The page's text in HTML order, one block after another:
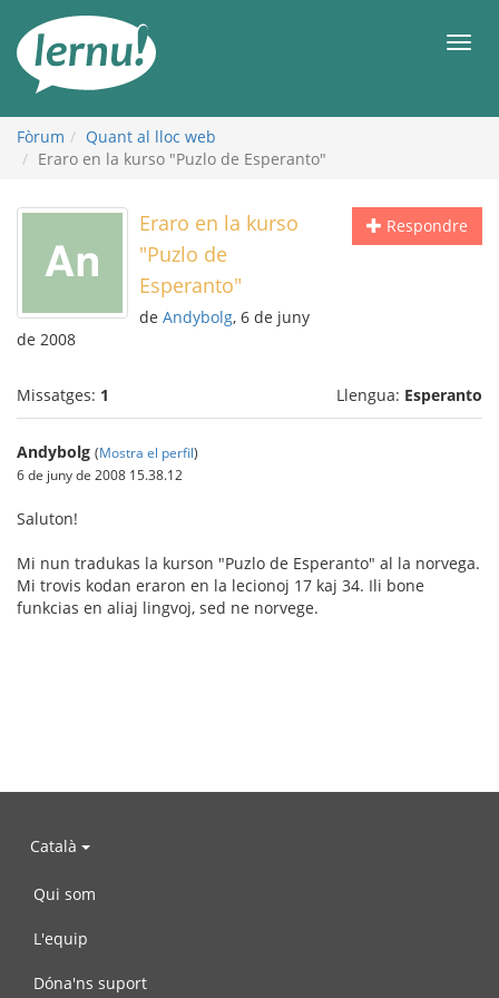
contingut
Fòrum
Quant al lloc web
Eraro en la kurso "Puzlo de Esperanto"
Respondre
Eraro en la kurso
"Puzlo de
Esperanto"
de Andybolg, 6 de juny
de 2008
Missatges: 1 Llengua: Esperanto
Andybolg (Mostra el perfil)
6 de juny de 2008 15.38.12
Saluton!
Mi nun tradukas la kurson "Puzlo de Esperanto" al la norvega.
Mi trovis kodan eraron en la lecionoj 17 kaj 34. Ili bone
funkcias en aliaj lingvoj, sed ne norvege.
Català
Qui som
L'equip
Dóna'ns suport